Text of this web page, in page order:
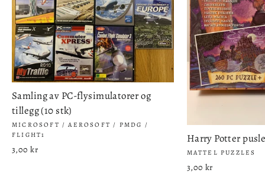
Samling av PC-flysimulatorer og
tillegg (10 stk)
MICROSOFT / AEROSOFT / PMDG /
FLIGHT1
3,00 kr
Harry Potter
MATTEL PUZZLES
3,00 kr